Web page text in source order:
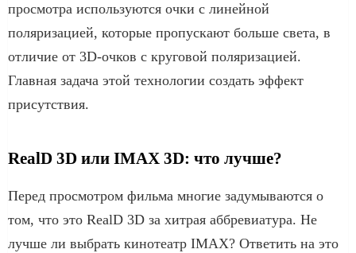
просмотра используются очки с линейной
поляризацией, которые пропускают больше света, в
отличие от 3D-очков с круговой поляризацией.
Главная задача этой технологии создать эффект
присутствия.
RealD 3D или IMAX 3D: что лучше?
Перед просмотром фильма многие задумываются о
том, что это RealD 3D за хитрая аббревиатура. Не
лучше ли выбрать кинотеатр IMAX? Ответить на это